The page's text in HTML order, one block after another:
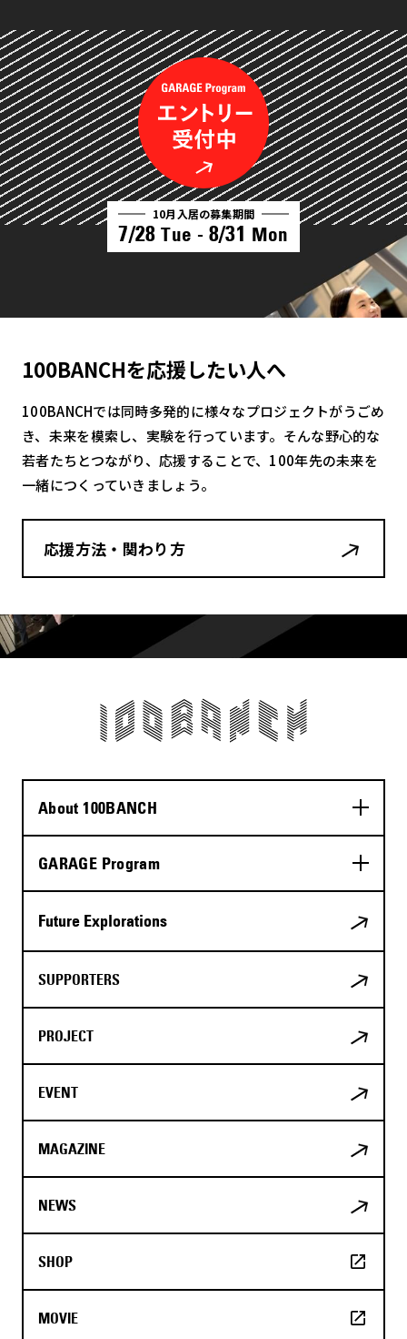
10月入居の募集期間
7/28 Tue - 8/31 Mon
100BANCHを応援したい人へ
100BANCHでは同時多発的に様々なプロジェクトがうごめ
き、未来を模索し、実験を行っています。そんな野心的な
若者たちとつながり、応援することで、100年先の未来を
一緒につくっていきましょう。
応援方法・関わり方
About 100BANCH
GARAGE Program
Future Explorations
SUPPORTERS
PROJECT
EVENT
MAGAZINE
NEWS
SHOP
MOVIE